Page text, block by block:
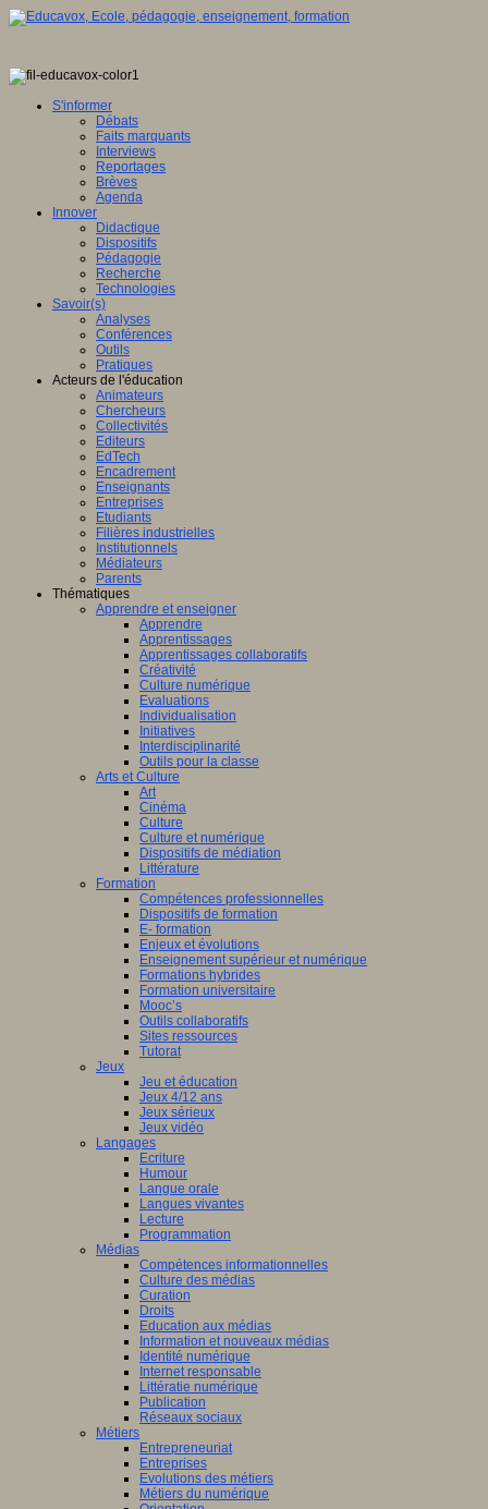
S'informer
Débats
Faits marquants
Interviews
Reportages
Brèves
Agenda
Innover
Didactique
Dispositifs
Pédagogie
Recherche
Technologies
Savoir(s)
Analyses
Conférences
Outils
Pratiques
Acteurs de l'éducation
Animateurs
Chercheurs
Collectivités
Editeurs
EdTech
Encadrement
Enseignants
Entreprises
Etudiants
Filières industrielles
Institutionnels
Médiateurs
Parents
Thématiques
Apprendre et enseigner
Apprendre
Apprentissages
Apprentissages collaboratifs
Créativité
Culture numérique
Evaluations
Individualisation
Initiatives
Interdisciplinarité
Outils pour la classe
Arts et Culture
Art
Cinéma
Culture
Culture et numérique
Dispositifs de médiation
Littérature
Formation
Compétences professionnelles
Dispositifs de formation
E- formation
Enjeux et évolutions
Enseignement supérieur et numérique
Formations hybrides
Formation universitaire
Mooc’s
Outils collaboratifs
Sites ressources
Tutorat
Jeux
Jeu et éducation
Jeux 4/12 ans
Jeux sérieux
Jeux vidéo
Langages
Ecriture
Humour
Langue orale
Langues vivantes
Lecture
Programmation
Médias
Compétences informationnelles
Culture des médias
Curation
Droits
Education aux médias
Information et nouveaux médias
Identité numérique
Internet responsable
Littératie numérique
Publication
Réseaux sociaux
Métiers
Entrepreneuriat
Entreprises
Evolutions des métiers
Métiers du numérique